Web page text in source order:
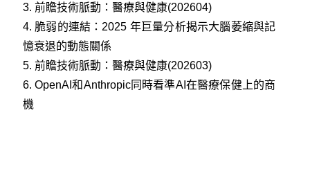
3. 前瞻技術脈動：醫療與健康(202604)
4. 脆弱的連結：2025 年巨量分析揭示大腦萎縮與記
憶衰退的動態關係
5. 前瞻技術脈動：醫療與健康(202603)
6.OpenAI和Anthropic同時看準AI在醫療保健上的商
機